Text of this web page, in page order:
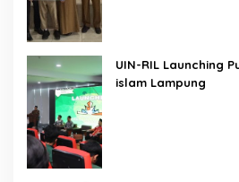
UIN-RIL Launching
islam Lampung